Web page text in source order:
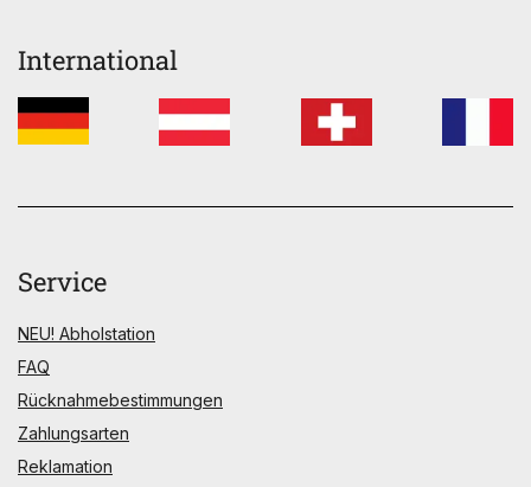
International
Service
NEU! Abholstation
FAQ
Rücknahmebestimmungen
Zahlungsarten
Reklamation